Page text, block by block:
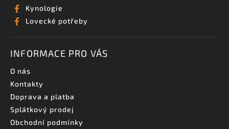
Kynologie
Lovecké potřeby
INFORMACE PRO VÁS
O nás
Kontakty
Doprava a platba
Splátkový prodej
Obchodní podmínky